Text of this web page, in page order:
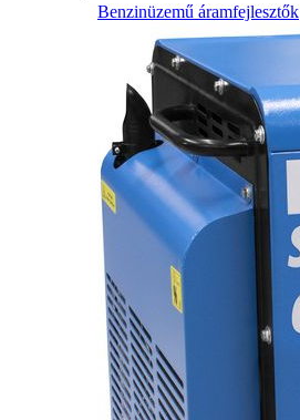
Benzinüzemű áramfejlesztők